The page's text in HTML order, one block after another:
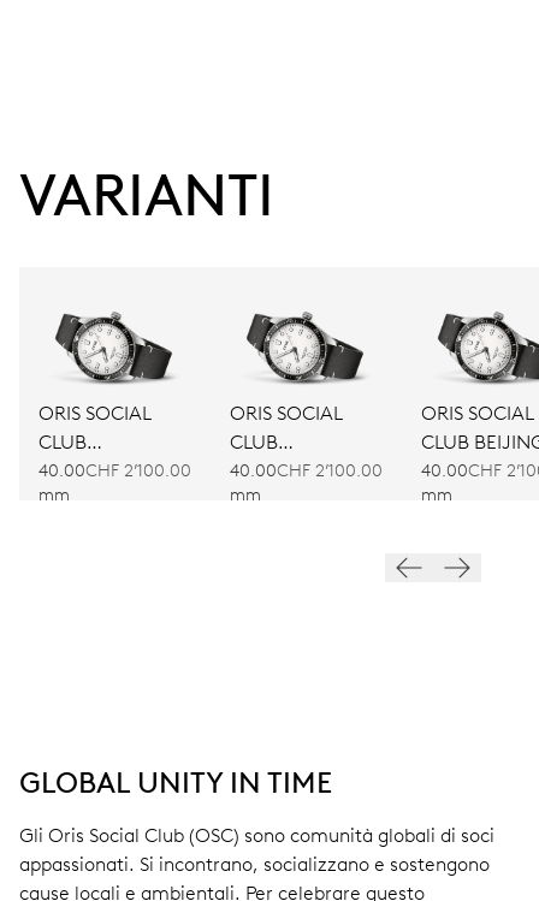
VARIANTI
ORIS SOCIAL
CLUB
AMSTERDAM
40.00
mm
CHF 2’100.00
ORIS SOCIAL
CLUB
BARCELONA
40.00
mm
CHF 2’100.00
ORIS SOCIAL
CLUB
40.00
mm
CHF
GLOBAL UNITY IN TIME
Gli Oris Social Club (OSC) sono comunità globali di soci
appassionati. Si incontrano, socializzano e sostengono
cause locali e ambientali. Per celebrare questo